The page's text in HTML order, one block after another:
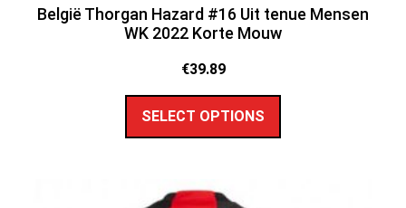
België Thorgan Hazard #16 Uit tenue Mensen
WK 2022 Korte Mouw
€39.89
SELECT OPTIONS